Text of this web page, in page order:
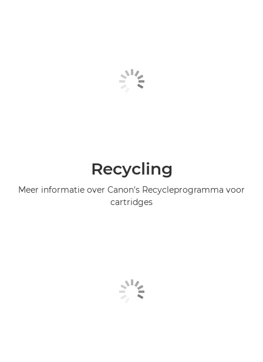
Recycling
Meer informatie over Canon's Recycleprogramma voor
cartridges